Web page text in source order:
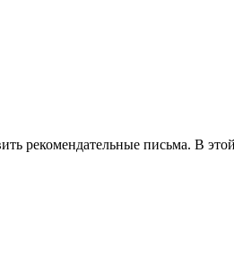
рекомендательные письма. В